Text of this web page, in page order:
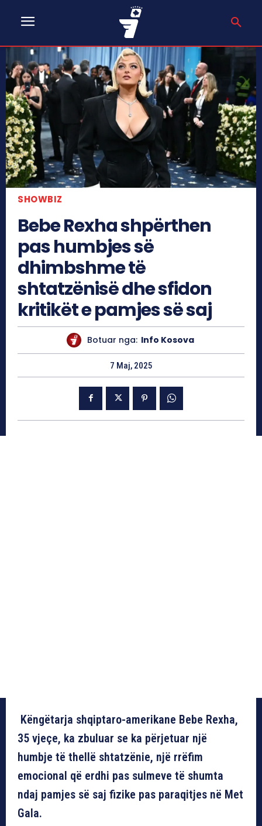
SHOWBIZ
Bebe Rexha shpërthen
pas humbjes së
dhimbshme të
shtatzënisë dhe sfidon
kritikët e pamjes së saj
Botuar nga: Info Kosova
7 Maj, 2025
Këngëtarja shqiptaro-amerikane Bebe Rexha,
35 vjeçe, ka zbuluar se ka përjetuar një
humbje të thellë shtatzënie, një rrëfim
emocional që erdhi pas sulmeve të shumta
ndaj pamjes së saj fizike pas paraqitjes në Met
Gala.